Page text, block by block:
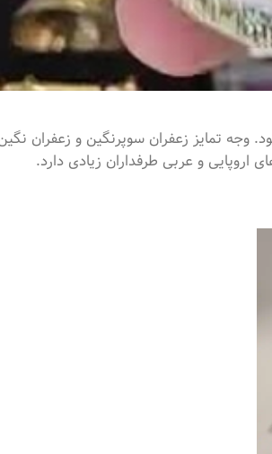
وجه تمایز زعفران سوپرنگین و زعفران
و عربی طرفداران زیادی دارد.